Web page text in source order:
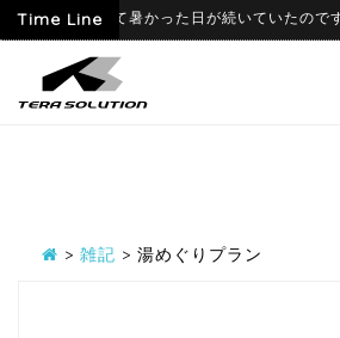
Time Line
6月に入って暑かった日が続いていたのです
> 雑記 > 湯めぐりプラン